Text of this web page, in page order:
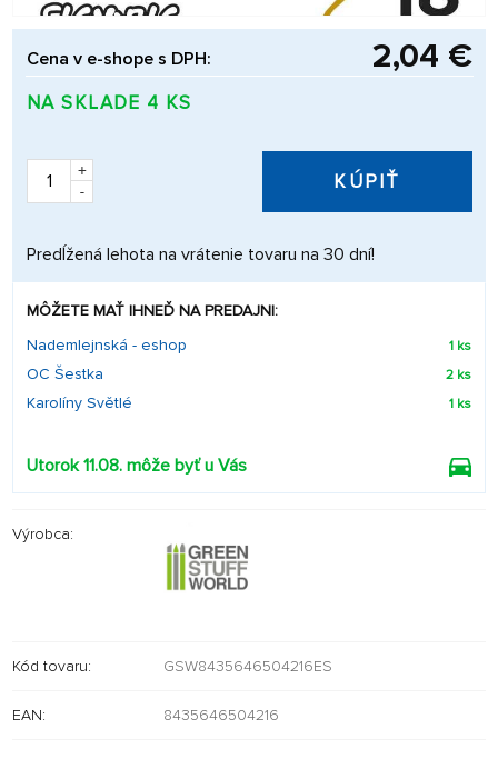
Cena v e-shope s DPH: 2,04 €
NA SKLADE 4 KS
+
-
KÚPIŤ
Predĺžená lehota na vrátenie tovaru na 30 dní!
MÔŽETE MAŤ IHNEĎ NA PREDAJNI:
Nademlejnská - eshop
1 ks
OC Šestka 2 ks
Karolíny Světlé 1 ks
Utorok 11.08. môže byť u Vás
Výrobca:
Kód tovaru: GSW8435646504216ES
EAN: 8435646504216